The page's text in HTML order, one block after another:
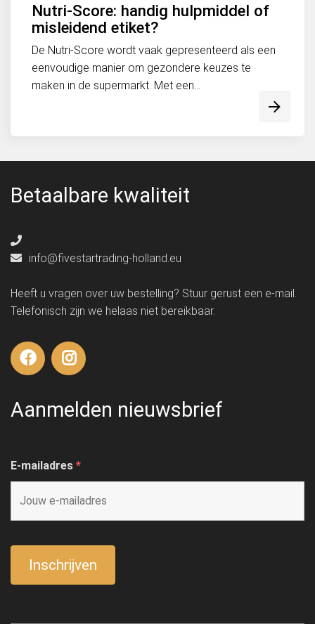
Nutri-Score: handig hulpmiddel of
misleidend etiket?
De Nutri-Score wordt vaak gepresenteerd als een
eenvoudige manier om gezondere keuzes te
maken in de supermarkt. Met een...
Betaalbare kwaliteit
info@fivestartrading-holland.eu
Heeft u vragen over uw bestelling? Stuur gerust een e-mail.
Telefonisch zijn we helaas niet bereikbaar.
Aanmelden nieuwsbrief
E-mailadres *